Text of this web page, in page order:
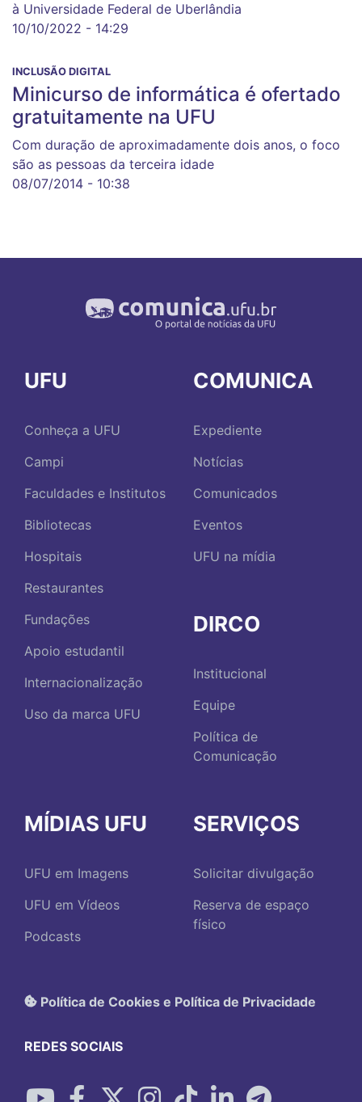
à Universidade Federal de Uberlândia
10/10/2022 - 14:29
INCLUSÃO DIGITAL
Minicurso de informática é ofertado
gratuitamente na UFU
Com duração de aproximadamente dois anos, o foco
são as pessoas da terceira idade
08/07/2014 - 10:38
UFU
Conheça a UFU
Campi
Faculdades e Institutos
Bibliotecas
Hospitais
Restaurantes
Fundações
Apoio estudantil
Internacionalização
Uso da marca UFU
COMUNICA
Expediente
Notícias
Comunicados
Eventos
UFU na mídia
DIRCO
Institucional
Equipe
Política de
Comunicação
MÍDIAS UFU
UFU em Imagens
UFU em Vídeos
Podcasts
SERVIÇOS
Solicitar divulgação
Reserva de espaço
físico
Política de Cookies e Política de Privacidade
REDES SOCIAIS